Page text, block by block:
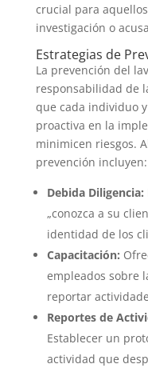
crucial para
investigación o
Estrategias de
La prevención del
responsabilidad de
que cada individuo
proactiva en la
minimicen riesgos.
prevención incluyen:
Debida Diligencia:
„conozca a su
identidad de los
Capacitación:
empleados sobre
reportar
Reportes de
Establecer un
actividad que